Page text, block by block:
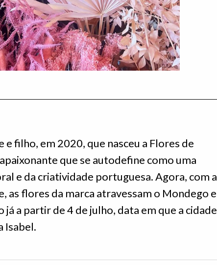
e filho, em 2020, que nasceu a Flores de
que se autodefine como uma
e da criatividade portuguesa. Agora, com a
as flores da marca atravessam o Mondego e
já a partir de 4 de julho, data em que a cidade
Isabel.